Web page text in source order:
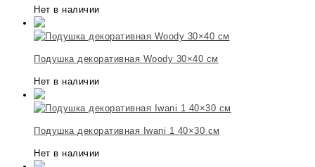
Нет в наличии
Подушка декоративная Woody 30×40 см
Нет в наличии
Подушка декоративная Iwani 1 40×30 см
Нет в наличии